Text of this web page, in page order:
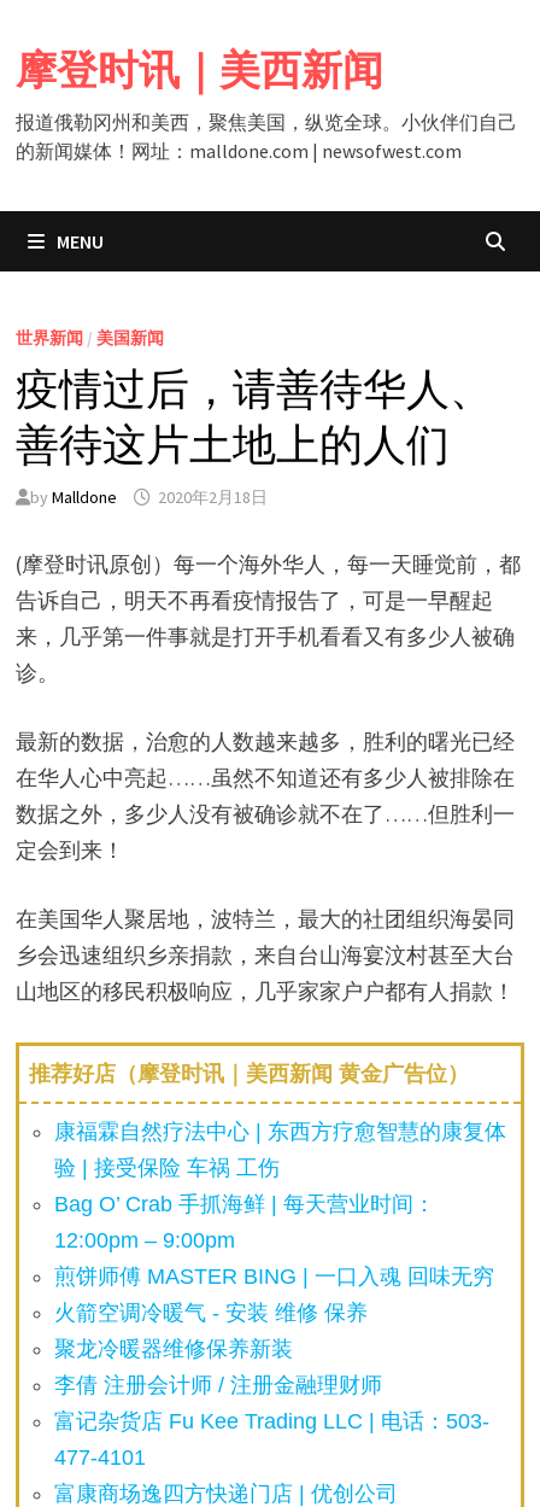
content
摩登时讯｜美西新闻
报道俄勒冈州和美西，聚焦美国，纵览全球。小伙伴们自己
的新闻媒体！网址：malldone.com | newsofwest.com
MENU
世界新闻/ 美国新闻
疫情过后，请善待华人、
善待这片土地上的人们
by Malldone 2020年2月18日
(摩登时讯原创）每一个海外华人，每一天睡觉前，都
告诉自己，明天不再看疫情报告了，可是一早醒起
来，几乎第一件事就是打开手机看看又有多少人被确
诊。
最新的数据，治愈的人数越来越多，胜利的曙光已经
在华人心中亮起……虽然不知道还有多少人被排除在
数据之外，多少人没有被确诊就不在了……但胜利一
定会到来！
在美国华人聚居地，波特兰，最大的社团组织海晏同
乡会迅速组织乡亲捐款，来自台山海宴汶村甚至大台
山地区的移民积极响应，几乎家家户户都有人捐款！
推荐好店（摩登时讯｜美西新闻 黄金广告位）
康福霖自然疗法中心 | 东西方疗愈智慧的康复体
验 | 接受保险 车祸 工伤
Bag O’ Crab 手抓海鲜 | 每天营业时间：
12:00pm – 9:00pm
煎饼师傅 MASTER BING | 一口入魂 回味无穷
火箭空调冷暖气 - 安装 维修 保养
聚龙冷暖器维修保养新装
李倩 注册会计师 / 注册金融理财师
富记杂货店 Fu Kee Trading LLC | 电话：503-
477-4101
富康商场逸四方快递门店 | 优创公司